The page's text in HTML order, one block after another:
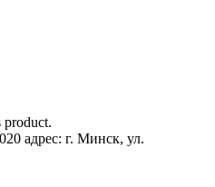
product.
адрес: г. Минск, ул.